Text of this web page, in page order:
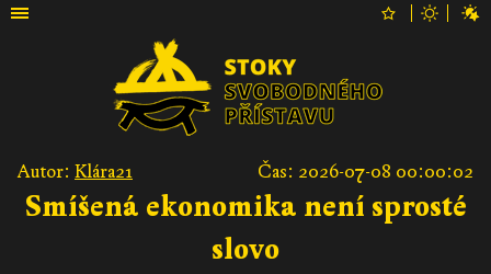
Autor: Klára21 Čas: 2026-07-08 00:00:02
Smíšená ekonomika není sprosté
slovo